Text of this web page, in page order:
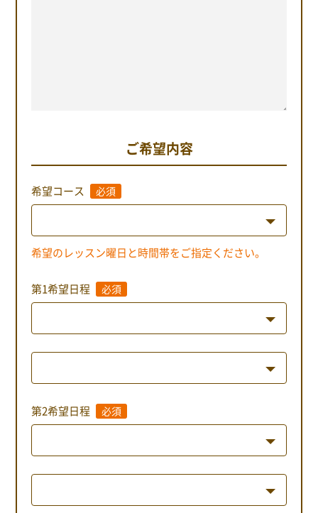
ご希望内容
希望コース 必須
希望のレッスン曜日と時間帯をご指定ください。
第1希望日程 必須
第2希望日程 必須